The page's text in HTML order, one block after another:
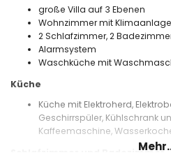
große Villa auf 3 Ebenen
Wohnzimmer mit
2 Schlafzimmer, 2
Alarmsystem
Waschküche mit
Küche
Küche mit Elektroherd,
Geschirrspüler, Kühlschrank
Kaffeemaschine,
Schlafzimmer und Badezimmer